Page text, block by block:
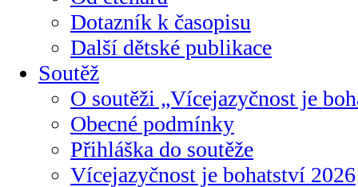
Dotazník k časopisu
Další dětské publikace
Soutěž
O soutěži „Vícejazyčnost je
Obecné podmínky
Přihláška do soutěže
Vícejazyčnost je bohatství 2026